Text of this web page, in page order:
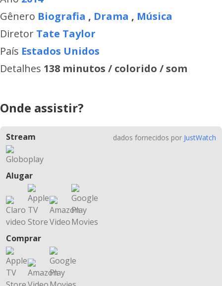
Gênero Biografia , Drama , Música
Diretor Tate Taylor
País Estados Unidos
Detalhes 138 minutos / colorido / som
Onde assistir?
Stream
Alugar
Comprar
dados fornecidos por JustWatch